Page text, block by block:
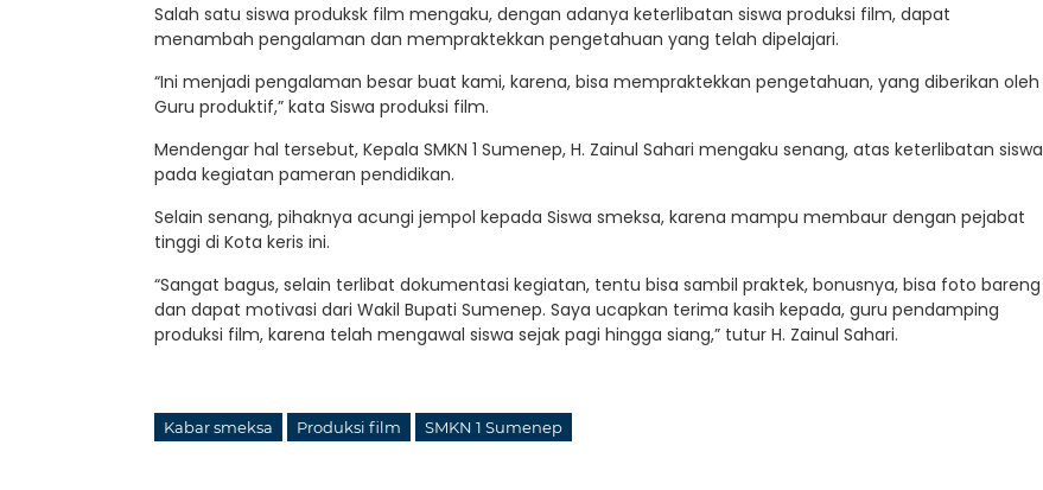
Salah satu siswa produksk film mengaku, dengan adanya keterlibatan siswa produksi film, dapat
menambah pengalaman dan mempraktekkan pengetahuan yang telah dipelajari.
“Ini menjadi pengalaman besar buat kami, karena, bisa mempraktekkan pengetahuan, yang diberikan oleh
Guru produktif,” kata Siswa produksi film.
Mendengar hal tersebut, Kepala SMKN 1 Sumenep, H. Zainul Sahari mengaku senang, atas keterlibatan siswa
pada kegiatan pameran pendidikan.
Selain senang, pihaknya acungi jempol kepada Siswa smeksa, karena mampu membaur dengan pejabat
tinggi di Kota keris ini.
“Sangat bagus, selain terlibat dokumentasi kegiatan, tentu bisa sambil praktek, bonusnya, bisa foto bareng
dan dapat motivasi dari Wakil Bupati Sumenep. Saya ucapkan terima kasih kepada, guru pendamping
produksi film, karena telah mengawal siswa sejak pagi hingga siang,” tutur H. Zainul Sahari.
Kabar smeksa Produksi film SMKN 1 Sumenep